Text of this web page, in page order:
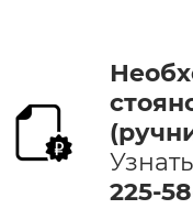
225-